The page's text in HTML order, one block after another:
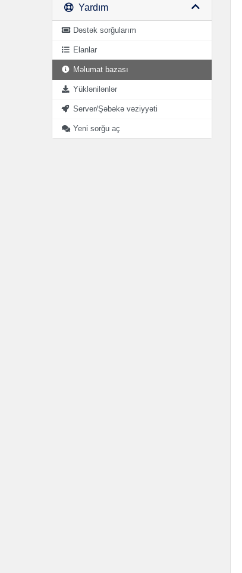
Yardım
Dəstək sorğularım
Elanlar
Məlumat bazası
Yüklənilənlər
Server/Şəbəkə vəziyyəti
Yeni sorğu aç